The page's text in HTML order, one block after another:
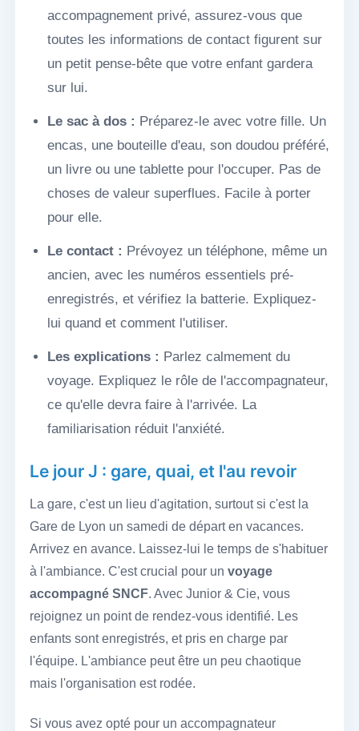
accompagnement privé, assurez-vous que
toutes les informations de contact figurent sur
un petit pense-bête que votre enfant gardera
sur lui.
Le sac à dos : Préparez-le avec votre fille. Un
encas, une bouteille d'eau, son doudou préféré,
un livre ou une tablette pour l'occuper. Pas de
choses de valeur superflues. Facile à porter
pour elle.
Le contact : Prévoyez un téléphone, même un
ancien, avec les numéros essentiels pré-
enregistrés, et vérifiez la batterie. Expliquez-
lui quand et comment l'utiliser.
Les explications : Parlez calmement du
voyage. Expliquez le rôle de l'accompagnateur,
ce qu'elle devra faire à l'arrivée. La
familiarisation réduit l'anxiété.
Le jour J : gare, quai, et l'au revoir
La gare, c'est un lieu d'agitation, surtout si c'est la
Gare de Lyon un samedi de départ en vacances.
Arrivez en avance. Laissez-lui le temps de s'habituer
à l'ambiance. C'est crucial pour un voyage
accompagné SNCF. Avec Junior & Cie, vous
rejoignez un point de rendez-vous identifié. Les
enfants sont enregistrés, et pris en charge par
l'équipe. L'ambiance peut être un peu chaotique
mais l'organisation est rodée.
Si vous avez opté pour un accompagnateur